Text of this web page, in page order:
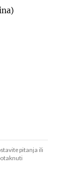
pitanja ili